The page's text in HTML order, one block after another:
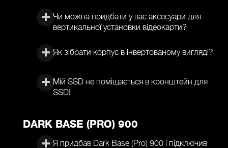
Чи можна придбати у вас аксесуари для
вертикальної установки відеокарти?
Як зібрати корпус в інвертованому вигляді?
Мій SSD не поміщається в кронштейн для
SSD!
DARK BASE (PRO) 900
Я придбав Dark Base (Pro) 900 і підключив